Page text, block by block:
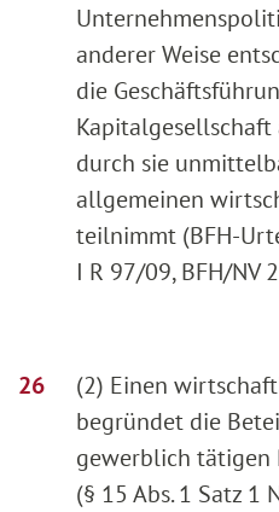
anderer Weise
die
durch sie
allgemeinen
teilnimmt (BFH-
I R 97/09, BFH/NV
(2) Einen
begründet die
gewerblich tätigen
(§ 15 Abs. 1 Satz 1